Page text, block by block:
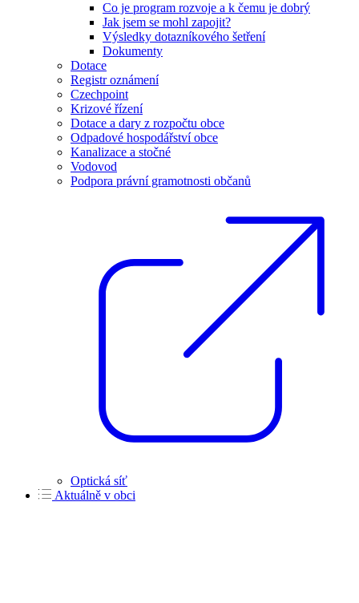
Co je program rozvoje a k čemu je dobrý
Jak jsem se mohl zapojit?
Výsledky dotazníkového šetření
Dokumenty
Dotace
Registr oznámení
Czechpoint
Krizové řízení
Dotace a dary z rozpočtu obce
Odpadové hospodářství obce
Kanalizace a stočné
Vodovod
Podpora právní gramotnosti občanů
Optická síť
Aktuálně v obci